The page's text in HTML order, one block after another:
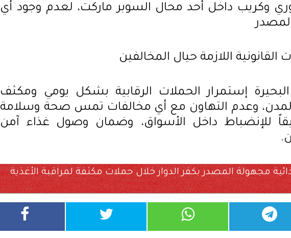
وكريب داخل أحد محال السوبر ماركت، لعدم وجود أي
القانونية اللازمة حيال المخالفين
إستمرار الحملات الرقابية بشكل يومي ومكثف
وعدم التهاون مع أي مخالفات تمس صحة وسلامة
للإنضباط داخل الأسواق، وضمان وصول غذاء آمن
غذائية مجهولة المصدر بكفر الدوار خلال حملات مكثفة لمراقبة الأغذية